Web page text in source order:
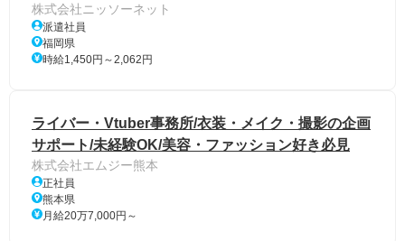
株式会社ニッソーネット
派遣社員
福岡県
時給1,450円～2,062円
ライバー・Vtuber事務所/衣装・メイク・撮影の企画
サポート/未経験OK/美容・ファッション好き必見
株式会社エムジー熊本
正社員
熊本県
月給20万7,000円～